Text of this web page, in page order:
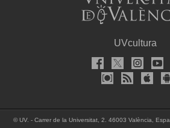
UVcultura
©UV. - Carrer de la Universitat, 2. 46003 València,